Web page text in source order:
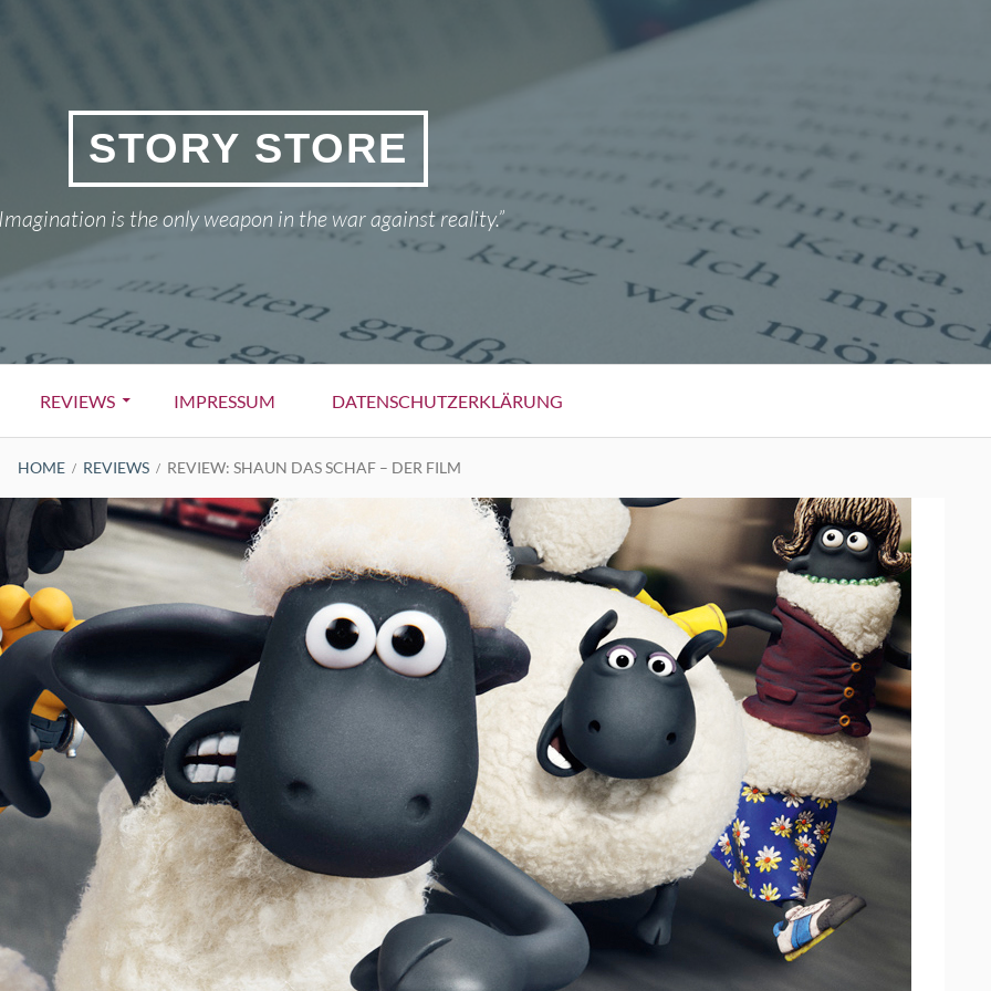
STORY STORE
is the only weapon in the war against reality.”
REVIEWS IMPRESSUM DATENSCHUTZERKLÄRUNG
HOME REVIEWS REVIEW: SHAUN DAS SCHAF – DER FILM